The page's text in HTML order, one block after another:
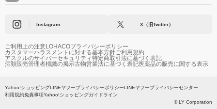
Instagram X（旧Twitter）
ご利用上の注意LOHACOプライバシーポリシー
カスタマーハラスメントに対する基本方針ご利用規約
アスクルのサイバーセキュリティ特定商取引法に基づく表記
酒類販売管理者標識の掲示古物営業法に基づく表記医薬品の販売に関する表示
Yahoo!ショッピングLINEヤフープライバシーポリシーLINEヤフープライバシーセンター
利用規約免責事項Yahoo!ショッピングガイドライン
© LY Corporation